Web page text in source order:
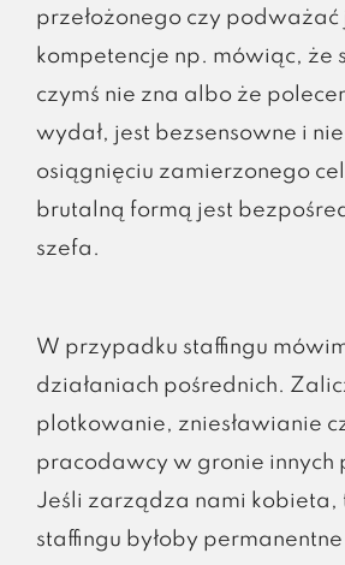
przełożonego czy podważać
kompetencje np. mówiąc, że
czymś nie zna albo że
wydał, jest bezsensowne i
osiągnięciu zamierzonego
brutalną formą jest
szefa.
W przypadku staffingu
działaniach pośrednich.
plotkowanie, zniesławianie
pracodawcy w gronie innych
Jeśli zarządza nami kobieta,
staffingu byłoby